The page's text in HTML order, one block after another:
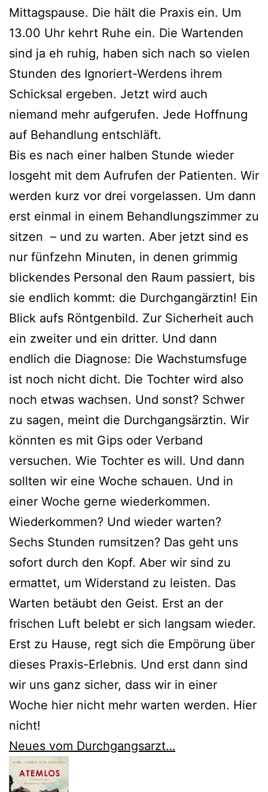
Mittagspause. Die hält die Praxis ein. Um
13.00 Uhr kehrt Ruhe ein. Die Wartenden
sind ja eh ruhig, haben sich nach so vielen
Stunden des Ignoriert-Werdens ihrem
Schicksal ergeben. Jetzt wird auch
niemand mehr aufgerufen. Jede Hoffnung
auf Behandlung entschläft.
Bis es nach einer halben Stunde wieder
losgeht mit dem Aufrufen der Patienten. Wir
werden kurz vor drei vorgelassen. Um dann
erst einmal in einem Behandlungszimmer zu
sitzen – und zu warten. Aber jetzt sind es
nur fünfzehn Minuten, in denen grimmig
blickendes Personal den Raum passiert, bis
sie endlich kommt: die Durchgangärztin! Ein
Blick aufs Röntgenbild. Zur Sicherheit auch
ein zweiter und ein dritter. Und dann
endlich die Diagnose: Die Wachstumsfuge
ist noch nicht dicht. Die Tochter wird also
noch etwas wachsen. Und sonst? Schwer
zu sagen, meint die Durchgangsärztin. Wir
könnten es mit Gips oder Verband
versuchen. Wie Tochter es will. Und dann
sollten wir eine Woche schauen. Und in
einer Woche gerne wiederkommen.
Wiederkommen? Und wieder warten?
Sechs Stunden rumsitzen? Das geht uns
sofort durch den Kopf. Aber wir sind zu
ermattet, um Widerstand zu leisten. Das
Warten betäubt den Geist. Erst an der
frischen Luft belebt er sich langsam wieder.
Erst zu Hause, regt sich die Empörung über
dieses Praxis-Erlebnis. Und erst dann sind
wir uns ganz sicher, dass wir in einer
Woche hier nicht mehr warten werden. Hier
nicht!
Neues vom Durchgangsarzt…